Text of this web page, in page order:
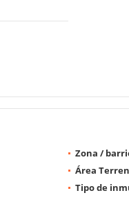
Zona /
Área
Tipo de